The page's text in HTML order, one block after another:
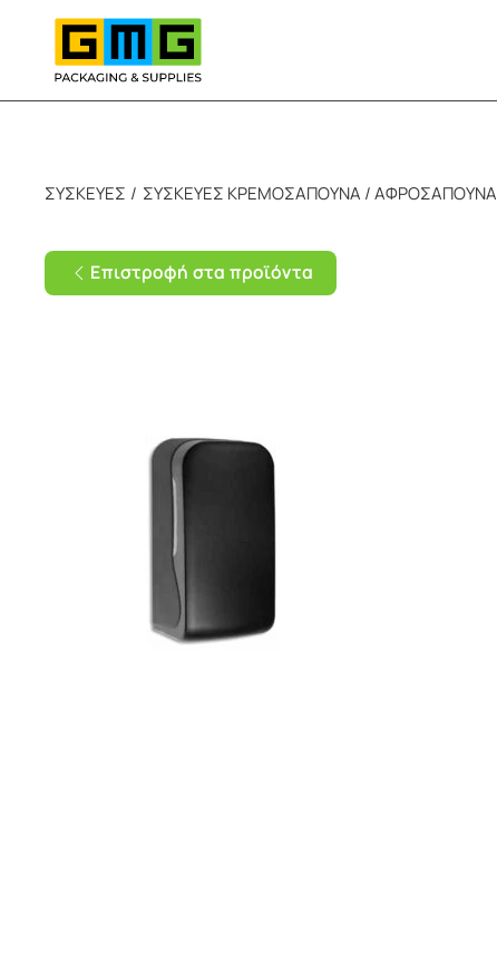
Skip to main content
ΣΥΣΚΕΥΕΣ ΣΥΣΚΕΥΕΣ ΚΡΕΜΟΣΑΠΟΥΝΑ / ΑΦΡΟΣΑΠΟΥΝΑ
Επιστροφή στα προϊόντα